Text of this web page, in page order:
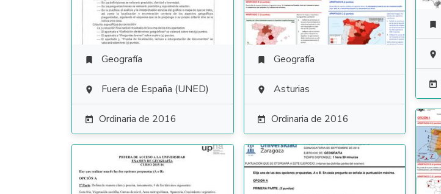



 Geografía
 Fuera de España (UNED)
 Ordinaria de 2016
 Geografía
 Asturias
 Ordinaria de 2016